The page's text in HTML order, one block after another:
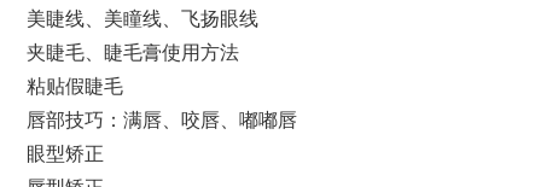
美睫线、美瞳线、飞扬眼线
夹睫毛、睫毛膏使用方法
粘贴假睫毛
唇部技巧：满唇、咬唇、嘟嘟唇
眼型矫正